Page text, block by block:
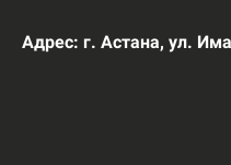
Адрес: г. Астана, ул.